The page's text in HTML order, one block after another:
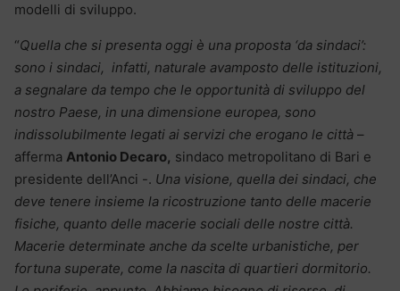
modelli di sviluppo.
“Quella che si presenta oggi è una proposta ‘da sindaci’:
sono i sindaci, infatti, naturale avamposto delle istituzioni,
a segnalare da tempo che le opportunità di sviluppo del
nostro Paese, in una dimensione europea, sono
indissolubilmente legati ai servizi che erogano le città –
afferma Antonio Decaro, sindaco metropolitano di Bari e
presidente dell’Anci -. Una visione, quella dei sindaci, che
deve tenere insieme la ricostruzione tanto delle macerie
fisiche, quanto delle macerie sociali delle nostre città.
Macerie determinate anche da scelte urbanistiche, per
fortuna superate, come la nascita di quartieri dormitorio.